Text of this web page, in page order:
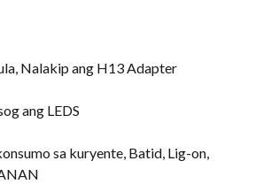
Nalakip ang H13 Adapter
ang LEDS
sa kuryente, Batid, Lig-on,